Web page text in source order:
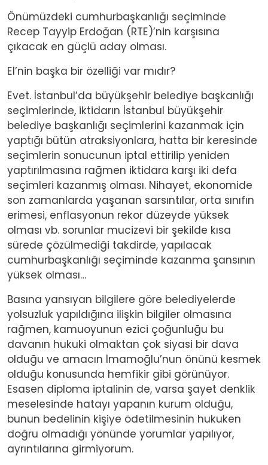
Önümüzdeki cumhurbaşkanlığı seçiminde
Recep Tayyip Erdoğan (RTE)’nin karşısına
çıkacak en güçlü aday olması.
Eİ’nin başka bir özelliği var mıdır?
Evet. İstanbul’da büyükşehir belediye başkanlığı
seçimlerinde, iktidarın İstanbul büyükşehir
belediye başkanlığı seçimlerini kazanmak için
yaptığı bütün atraksiyonlara, hatta bir keresinde
seçimlerin sonucunun iptal ettirilip yeniden
yaptırılmasına rağmen iktidara karşı iki defa
seçimleri kazanmış olması. Nihayet, ekonomide
son zamanlarda yaşanan sarsıntılar, orta sınıfın
erimesi, enflasyonun rekor düzeyde yüksek
olması vb. sorunlar mucizevi bir şekilde kısa
sürede çözülmediği takdirde, yapılacak
cumhurbaşkanlığı seçiminde kazanma şansının
yüksek olması…
Basına yansıyan bilgilere göre belediyelerde
yolsuzluk yapıldığına ilişkin bilgiler olmasına
rağmen, kamuoyunun ezici çoğunluğu bu
davanın hukuki olmaktan çok siyasi bir dava
olduğu ve amacın İmamoğlu’nun önünü kesmek
olduğu konusunda hemfikir gibi görünüyor.
Esasen diploma iptalinin de, varsa şayet denklik
meselesinde hatayı yapanın kurum olduğu,
bunun bedelinin kişiye ödetilmesinin hukuken
doğru olmadığı yönünde yorumlar yapılıyor,
ayrıntılarına girmiyorum.